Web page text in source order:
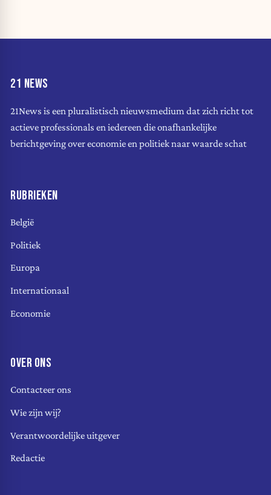
21 NEWS
21News is een pluralistisch nieuwsmedium dat zich richt tot
actieve professionals en iedereen die onafhankelijke
berichtgeving over economie en politiek naar waarde schat
RUBRIEKEN
België
Politiek
Europa
Internationaal
Economie
OVER ONS
Contacteer ons
Wie zijn wij?
Verantwoordelijke uitgever
Redactie